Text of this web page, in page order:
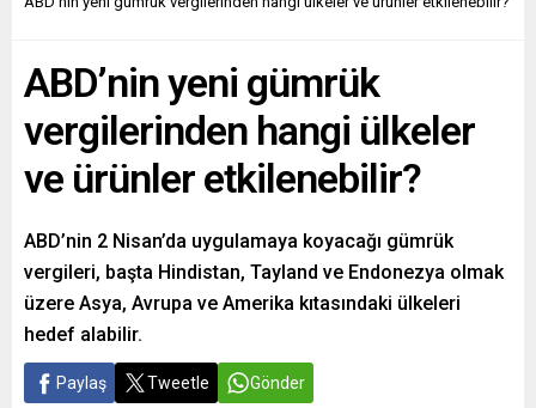
ABD’nin yeni gümrük
vergilerinden hangi ülkeler
ve ürünler etkilenebilir?
ABD’nin 2 Nisan’da uygulamaya koyacağı gümrük
vergileri, başta Hindistan, Tayland ve Endonezya olmak
üzere Asya, Avrupa ve Amerika kıtasındaki ülkeleri
hedef alabilir.
Paylaş Tweetle Gönder